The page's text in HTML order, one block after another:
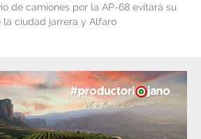
de camiones por la AP-68 evitará su
ciudad jarrera y Alfaro